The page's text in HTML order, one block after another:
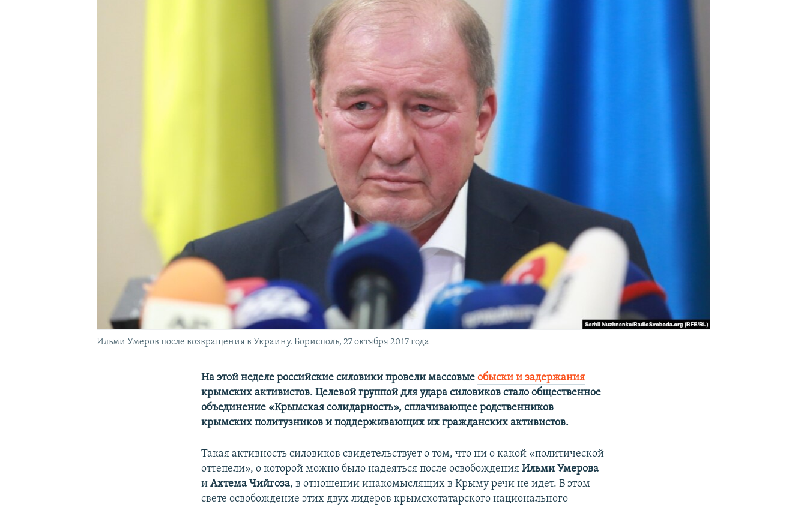
Ильми Умеров после возвращения в Украину. Борисполь, 27 октября 2017 года
На этой неделе российские силовики провели массовыеобыски и задержания
крымских активистов. Целевой группой для удара силовиков стало общественное
объединение «Крымская солидарность», сплачивающее родственников
крымских политузников и поддерживающих их гражданских активистов.
Такая активность силовиков свидетельствует о том, что ни о какой «политической
оттепели», о которой можно было надеяться после освобожденияИльми Умерова
иАхтема Чийгоза, в отношении инакомыслящих в Крыму речи не идет. В этом
свете освобождение этих двух лидеров крымскотатарского национального